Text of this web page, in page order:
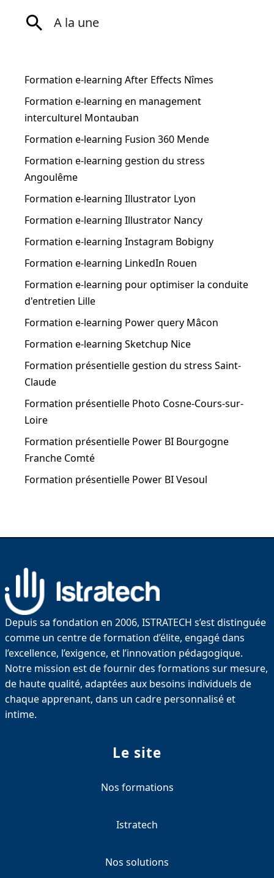
A la une
Formation e-learning After Effects Nîmes
Formation e-learning en management
interculturel Montauban
Formation e-learning Fusion 360 Mende
Formation e-learning gestion du stress
Angoulême
Formation e-learning Illustrator Lyon
Formation e-learning Illustrator Nancy
Formation e-learning Instagram Bobigny
Formation e-learning LinkedIn Rouen
Formation e-learning pour optimiser la conduite
d'entretien Lille
Formation e-learning Power query Mâcon
Formation e-learning Sketchup Nice
Formation présentielle gestion du stress Saint-
Claude
Formation présentielle Photo Cosne-Cours-sur-
Loire
Formation présentielle Power BI Bourgogne
Franche Comté
Formation présentielle Power BI Vesoul
Depuis sa fondation en 2006, ISTRATECH s’est distinguée
comme un centre de formation d’élite, engagé dans
l’excellence, l’exigence, et l’innovation pédagogique.
Notre mission est de fournir des formations sur mesure,
de haute qualité, adaptées aux besoins individuels de
chaque apprenant, dans un cadre personnalisé et
intime.
Le site
Nos formations
Istratech
Nos solutions